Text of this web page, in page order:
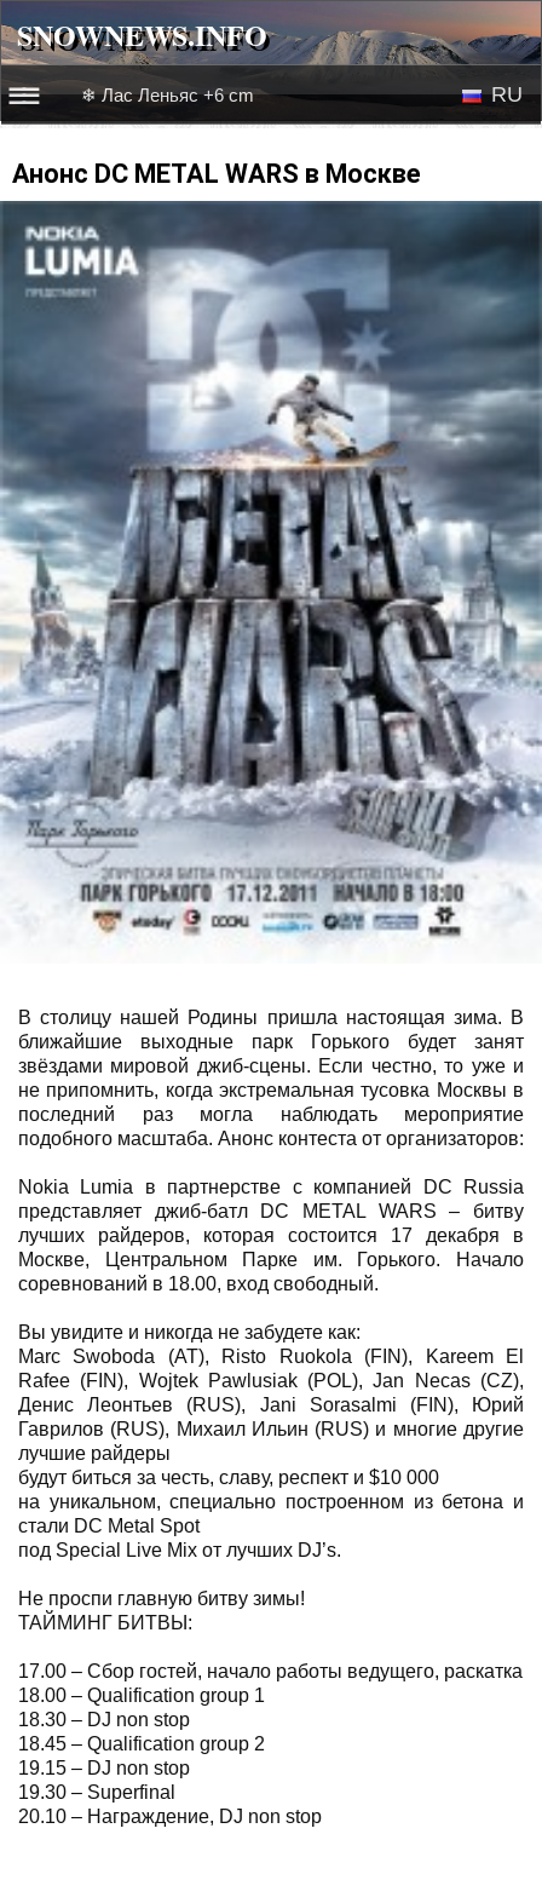
SNOWNEWS.INFO
☰☰
Лыжное видео
❄ Лас Леньяс +6 cm RU
Анонс DC METAL WARS в Москве
В столицу нашей Родины пришла настоящая зима. В
ближайшие выходные парк Горького будет занят
звёздами мировой джиб-сцены. Если честно, то уже и
не припомнить, когда экстремальная тусовка Москвы в
последний раз могла наблюдать мероприятие
подобного масштаба. Анонс контеста от организаторов:
Nokia Lumia в партнерстве с компанией DC Russia
представляет джиб-батл DC METAL WARS – битву
лучших райдеров, которая состоится 17 декабря в
Москве, Центральном Парке им. Горького. Начало
соревнований в 18.00, вход свободный.
Вы увидите и никогда не забудете как:
Marc Swoboda (AT), Risto Ruokola (FIN), Kareem El
Rafee (FIN), Wojtek Pawlusiak (POL), Jan Necas (CZ),
Денис Леонтьев (RUS), Jani Sorasalmi (FIN), Юрий
Гаврилов (RUS), Михаил Ильин (RUS) и многие другие
лучшие райдеры
будут биться за честь, славу, респект и $10 000
на уникальном, специально построенном из бетона и
стали DC Metal Spot
под Special Live Mix от лучших DJ’s.
Не проспи главную битву зимы!
ТАЙМИНГ БИТВЫ:
17.00 – Сбор гостей, начало работы ведущего, раскатка
18.00 – Qualification group 1
18.30 – DJ non stop
18.45 – Qualification group 2
19.15 – DJ non stop
19.30 – Superfinal
20.10 – Награждение, DJ non stop